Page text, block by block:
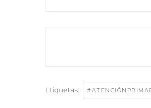
Etiquetas: